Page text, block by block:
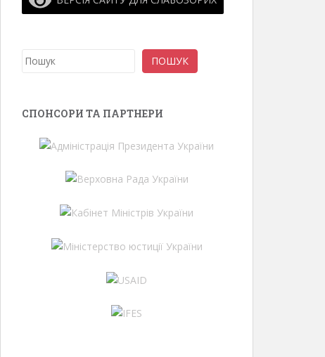
Пошук ПОШУК
СПОНСОРИ ТА ПАРТНЕРИ